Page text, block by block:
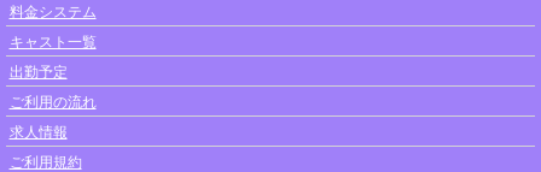
料金システム
キャスト一覧
出勤予定
ご利用の流れ
求人情報
ご利用規約